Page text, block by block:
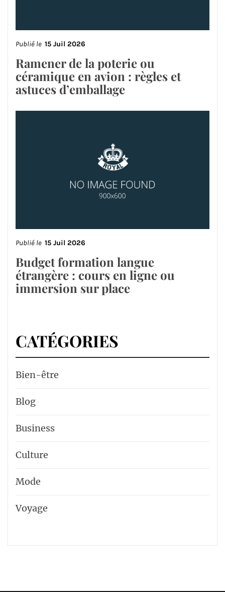
Publié le 15 Juil 2026
Ramener de la poterie ou
céramique en avion : règles et
astuces d’emballage
Publié le 15 Juil 2026
Budget formation langue
étrangère : cours en ligne ou
immersion sur place
CATÉGORIES
Bien-être
Blog
Business
Culture
Mode
Voyage